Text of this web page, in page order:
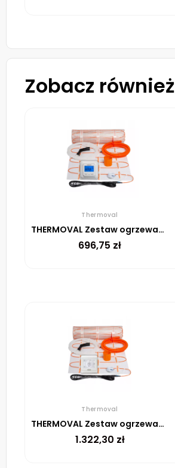
Zobacz również
Thermoval
THERMOVAL Zestaw ogrzewania podłogowego – mata TV TO 3m² 170W/m² regulator TVT 04 ED biały
696,75 zł
Thermoval
THERMOVAL Zestaw ogrzewania podłogowego – mata TV TO 10m² 170W/m² regulator TT 16 biały
1.322,30 zł